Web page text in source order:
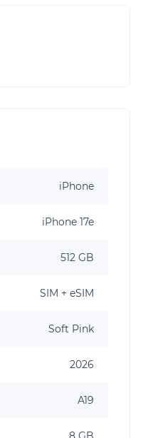
iPhone
iPhone 17e
512 GB
SIM + eSIM
Soft Pink
2026
A19